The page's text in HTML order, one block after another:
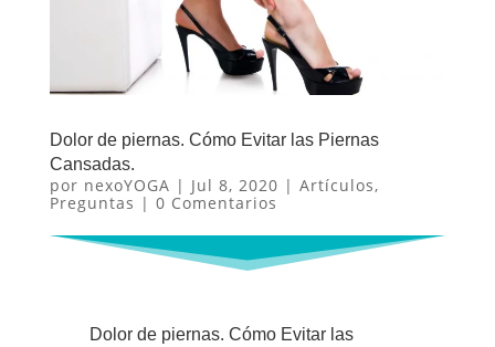
Dolor de piernas. Cómo Evitar las Piernas
Cansadas.
por nexoYOGA | Jul 8, 2020 | Artículos,
Preguntas | 0 Comentarios
Dolor de piernas. Cómo Evitar las